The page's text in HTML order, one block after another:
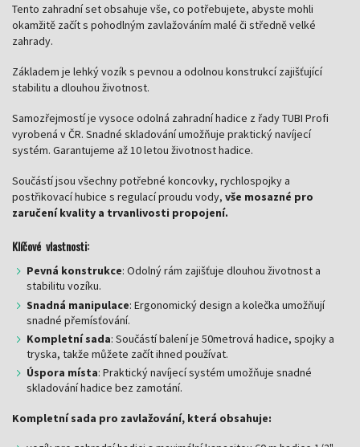
Tento zahradní set obsahuje vše, co potřebujete, abyste mohli
okamžitě začít s pohodlným zavlažováním malé či středně velké
zahrady.
Základem je lehký vozík s pevnou a odolnou konstrukcí zajišťující
stabilitu a dlouhou životnost.
Samozřejmostí je vysoce odolná zahradní hadice z řady TUBI Profi
vyrobená v ČR. Snadné skladování umožňuje praktický navíjecí
systém. Garantujeme až 10 letou životnost hadice.
Součástí jsou všechny potřebné koncovky, rychlospojky a
postřikovací hubice s regulací proudu vody, vše mosazné pro
zaručení kvality a trvanlivosti propojení.
Klíčové vlastnosti:
Pevná konstrukce: Odolný rám zajišťuje dlouhou životnost a
stabilitu vozíku.
Snadná manipulace: Ergonomický design a kolečka umožňují
snadné přemísťování.
Kompletní sada: Součástí balení je 50metrová hadice, spojky a
tryska, takže můžete začít ihned používat.
Úspora místa: Praktický navíjecí systém umožňuje snadné
skladování hadice bez zamotání.
Kompletní sada pro zavlažování, která obsahuje: